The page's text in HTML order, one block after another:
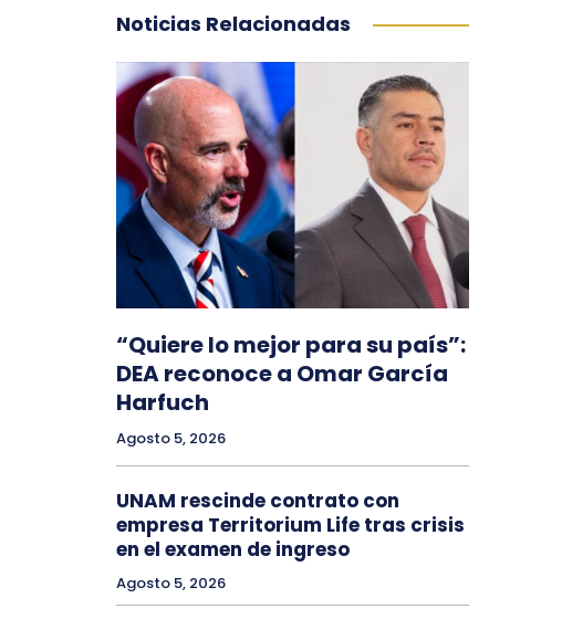
Noticias Relacionadas
“Quiere lo mejor para su país”:
DEA reconoce a Omar García
Harfuch
Agosto 5, 2026
UNAM rescinde contrato con
empresa Territorium Life tras crisis
en el examen de ingreso
Agosto 5, 2026